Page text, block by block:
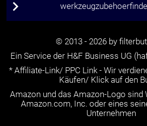
© 2013 - 2026 by
Ein Service der H&F Business UG
* Affiliate-Link/ PPC Link - Wir
Käufen/ Klick auf den
Amazon und das Amazon-Logo sind
Amazon.com, Inc. oder eines
Unternehmen